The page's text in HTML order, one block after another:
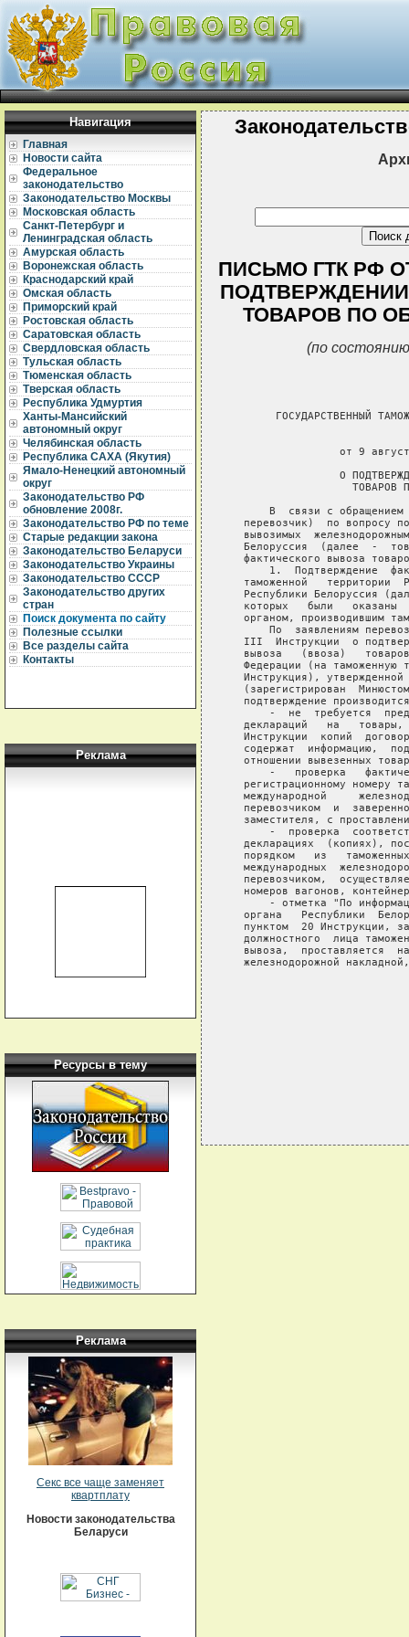
Навигация
Главная
Новости сайта
Федеральное
законодательство
Законодательство Москвы
Московская область
Санкт-Петербург и
Ленинградская область
Амурская область
Воронежская область
Краснодарский край
Омская область
Приморский край
Ростовская область
Саратовская область
Свердловская область
Тульская область
Тюменская область
Тверская область
Республика Удмуртия
Ханты-Мансийский
автономный округ
Челябинская область
Республика САХА (Якутия)
Ямало-Ненецкий автономный
округ
Законодательство РФ
обновление 2008г.
Законодательство РФ по теме
Старые редакции закона
Законодательство Беларуси
Законодательство Украины
Законодательство СССР
Законодательство других
стран
Поиск документа по сайту
Полезные ссылки
Все разделы сайта
Контакты
Реклама
Ресурсы в тему
Реклама
Секс все чаще заменяет
квартплату
Новости законодательства
Беларуси
ПИСЬМО ГТК РФ ОТ
ТОВАРОВ ПО
(по
ГОСУДАРСТВЕННЫЙ
от 9
О
ТОВАРОВ
В  связи с
перевозчик)  по вопросу
вывозимых
Белоруссия  (далее  -
фактического вывоза
1.  Подтверждение
таможенной   территории
Республики Белоруссия
которых   были   оказаны
органом, производившим
По  заявлениям
III  Инструкции  о
вывоза   (ввоза)
Федерации (на таможенную
Инструкция),
(зарегистрирован
подтверждение
-  не  требуется
деклараций   на
Инструкции  копий
содержат  информацию,
отношении вывезенных
-   проверка
регистрационному номеру
международной
перевозчиком  и
заместителя, с
-  проверка
декларациях  (копиях),
порядком   из
международных
перевозчиком,
номеров вагонов,
- отметка "По
органа   Республики
пунктом  20 Инструкции,
должностного  лица
вывоза,  проставляется
железнодорожной